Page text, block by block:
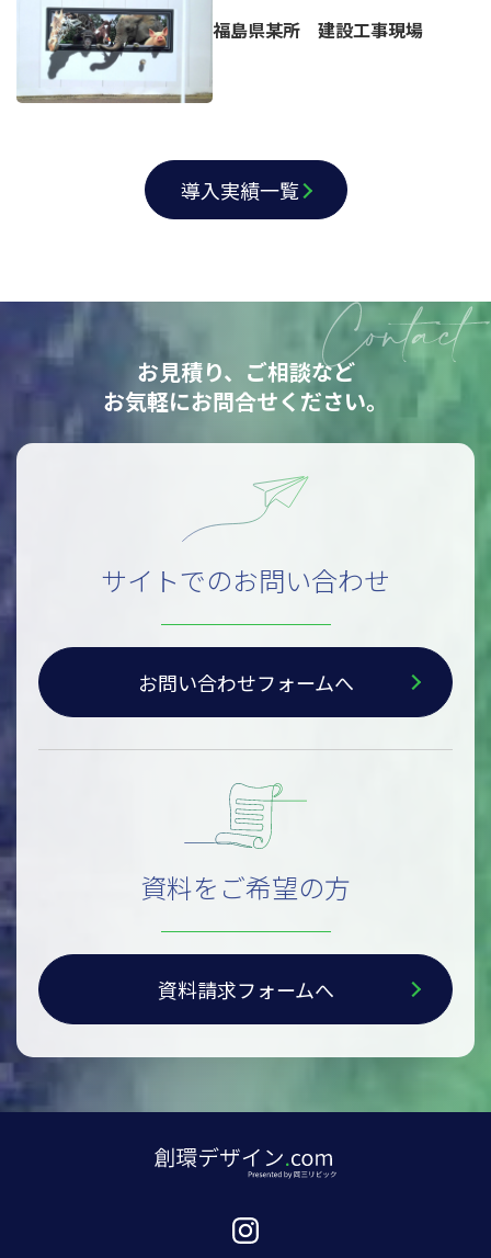
福島県某所 建設工事現場
導入実績一覧
お見積り、ご相談など
お気軽にお問合せください。
サイトでのお問い合わせ
お問い合わせフォームへ
資料をご希望の方
資料請求フォームへ